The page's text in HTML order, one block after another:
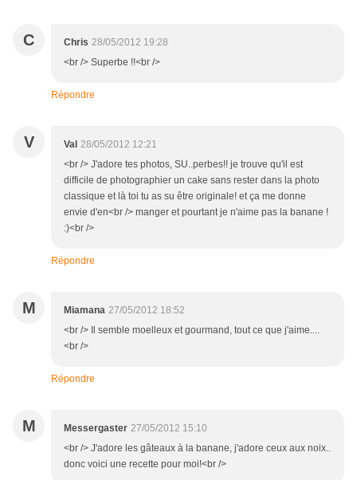
C Chris 28/05/2012 19:28
<br /> Superbe !!<br />
Répondre
V Val 28/05/2012 12:21
<br /> J'adore tes photos, SU..perbes!! je trouve qu'il est
difficile de photographier un cake sans rester dans la photo
classique et là toi tu as su être originale! et ça me donne
envie d'en<br /> manger et pourtant je n'aime pas la banane !
:)<br />
Répondre
M Miamana 27/05/2012 18:52
<br /> Il semble moelleux et gourmand, tout ce que j'aime....
<br />
Répondre
M Messergaster 27/05/2012 15:10
<br /> J'adore les gâteaux à la banane, j'adore ceux aux noix..
donc voici une recette pour moi!<br />